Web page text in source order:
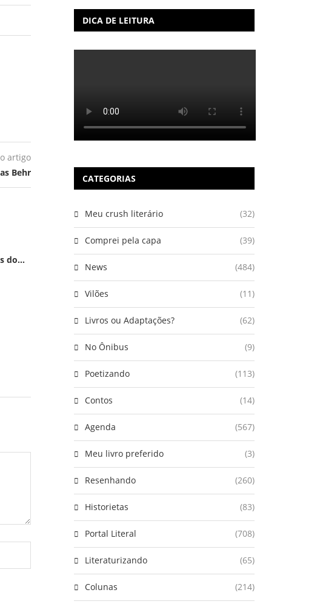
artigo
Behr
do...
DICA DE LEITURA
CATEGORIAS
Meu crush literário (32)
Comprei pela capa (39)
News (484)
Vilões (11)
Livros ou Adaptações? (62)
No Ônibus (9)
Poetizando (113)
Contos (14)
Agenda (567)
Meu livro preferido (3)
Resenhando (260)
Historietas (83)
Portal Literal (708)
Literaturizando (65)
Colunas (214)